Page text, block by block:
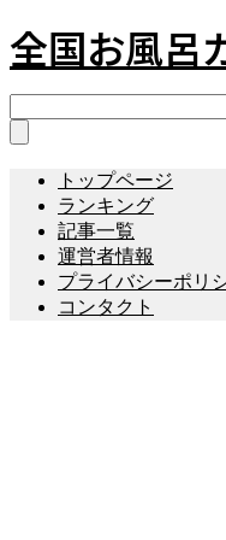
全国お風呂
トップページ
ランキング
記事一覧
運営者情報
プライバシーポリ
コンタクト